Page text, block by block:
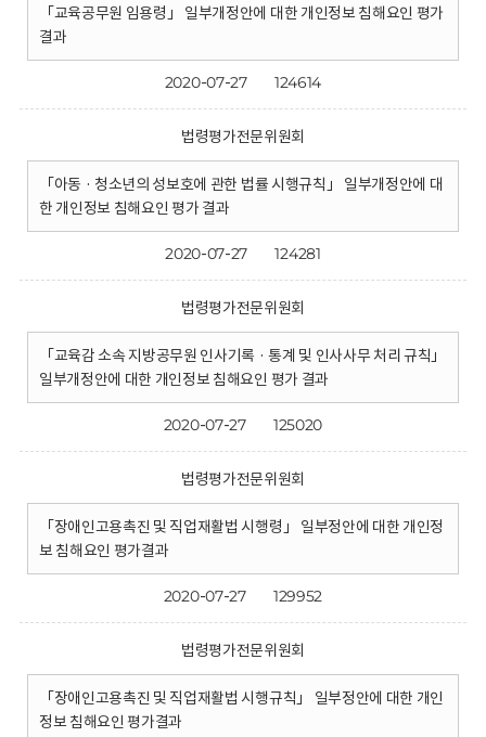
「교육공무원 임용령」 일부개정안에 대한 개인정보 침해요인 평가
결과
2020-07-27 124614
법령평가전문위원회
「아동 · 청소년의 성보호에 관한 법률 시행규칙」 일부개정안에 대
한 개인정보 침해요인 평가 결과
2020-07-27 124281
법령평가전문위원회
「교육감 소속 지방공무원 인사기록 · 통계 및 인사사무 처리 규칙」
일부개정안에 대한 개인정보 침해요인 평가 결과
2020-07-27 125020
법령평가전문위원회
「장애인고용촉진 및 직업재활법 시행령」 일부정안에 대한 개인정
보 침해요인 평가결과
2020-07-27 129952
법령평가전문위원회
「장애인고용촉진 및 직업재활법 시행규칙」 일부정안에 대한 개인
정보 침해요인 평가결과